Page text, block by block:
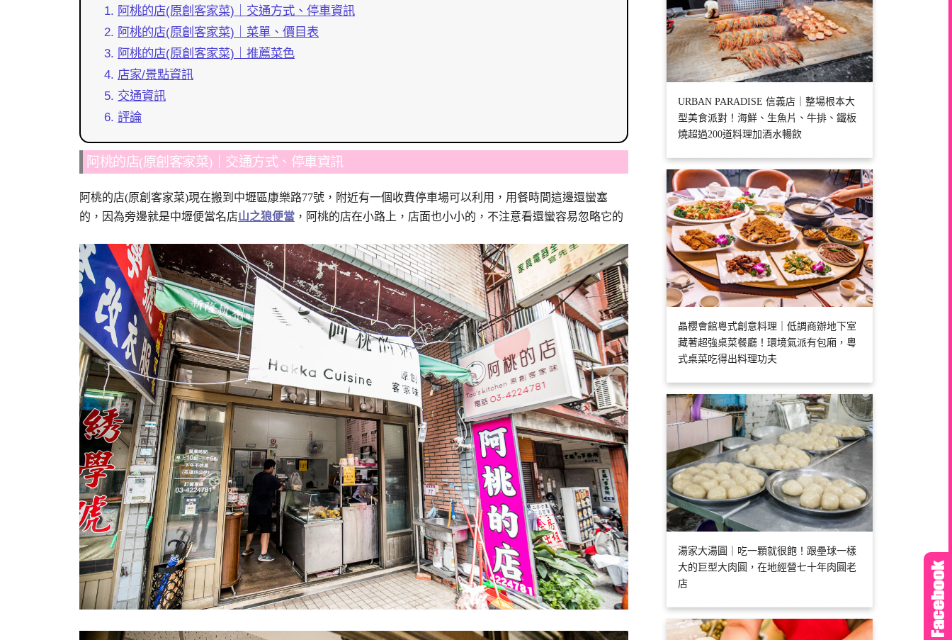
阿桃的店(原創客家菜)｜交通方式、停車資訊
阿桃的店(原創客家菜)｜菜單、價目表
阿桃的店(原創客家菜)｜推薦菜色
店家/景點資訊
交通資訊
評論
阿桃的店(原創客家菜)｜交通方式、停車資訊
阿桃的店(原創客家菜)現在搬到中壢區康樂路77號，附近有一個收費停車場可以利用，用餐時間這邊還蠻塞
的，因為旁邊就是中壢便當名店山之狼便當 ，阿桃的店在小路上，店面也小小的，不注意看還蠻容易忽略它的
URBAN PARADISE 信義店｜整場根本大
型美食派對！海鮮、生魚片、牛排、鐵板
燒超過200道料理加酒水暢飲
晶櫻會館粵式創意料理｜低調商辦地下室
藏著超強桌菜餐廳！環境氣派有包廂，粵
式桌菜吃得出料理功夫
湯家大湯圓｜吃一顆就很飽！跟壘球一樣
大的巨型大肉圓，在地經營七十年肉圓老
店